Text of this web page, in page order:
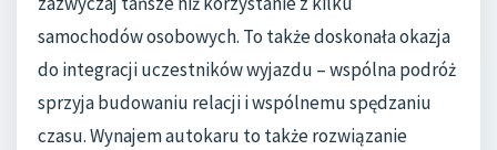
samochodów osobowych. To także doskonała okazja
do integracji uczestników wyjazdu – wspólna podróż
sprzyja budowaniu relacji i wspólnemu spędzaniu
czasu. Wynajem autokaru to także rozwiązanie